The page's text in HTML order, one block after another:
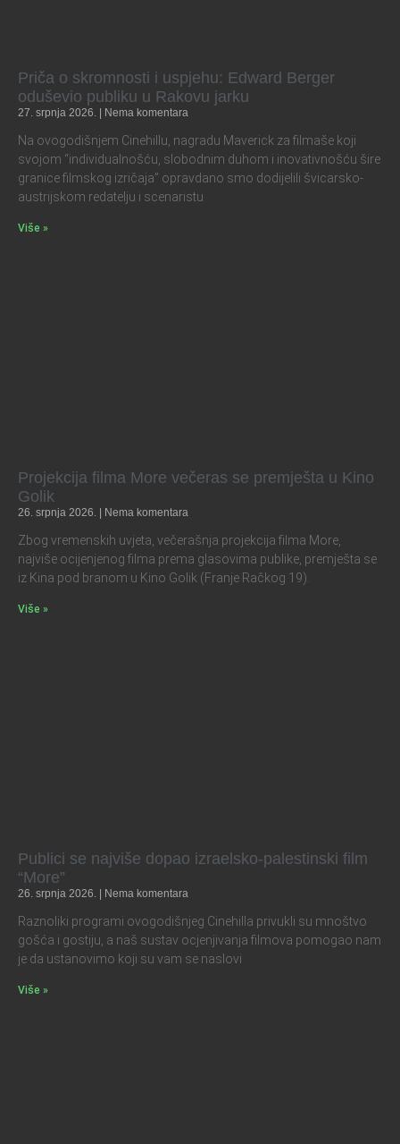
Priča o skromnosti i uspjehu: Edward Berger
oduševio publiku u Rakovu jarku
27. srpnja 2026. Nema komentara
Na ovogodišnjem Cinehillu, nagradu Maverick za filmaše koji
svojom “individualnošću, slobodnim duhom i inovativnošću šire
granice filmskog izričaja” opravdano smo dodijelili švicarsko-
austrijskom redatelju i scenaristu
Više »
Projekcija filma More večeras se premješta u Kino
Golik
26. srpnja 2026. Nema komentara
Zbog vremenskih uvjeta, večerašnja projekcija filma More,
najviše ocijenjenog filma prema glasovima publike, premješta se
iz Kina pod branom u Kino Golik (Franje Račkog 19).
Više »
Publici se najviše dopao izraelsko-palestinski film
“More”
26. srpnja 2026. Nema komentara
Raznoliki programi ovogodišnjeg Cinehilla privukli su mnoštvo
gošća i gostiju, a naš sustav ocjenjivanja filmova pomogao nam
je da ustanovimo koji su vam se naslovi
Više »